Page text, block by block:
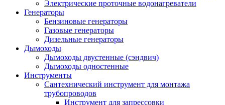
Электрические проточные водонагреватели
Генераторы
Бензиновые генераторы
Газовые генераторы
Дизельные генераторы
Дымоходы
Дымоходы двустенные (сэндвич)
Дымоходы одностенные
Инструменты
Сантехнический инструмент для монтажа
трубопроводов
Инструмент для запрессовки